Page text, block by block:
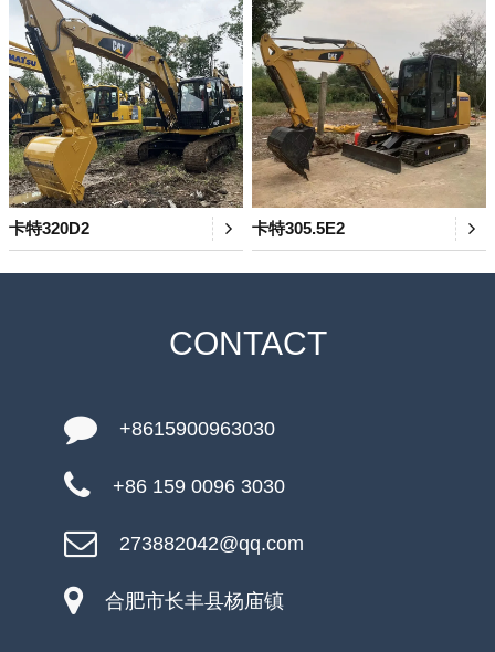
卡特320D2 卡特305.5E2
CONTACT
+8615900963030
+86 159 0096 3030
273882042@qq.com
合肥市长丰县杨庙镇